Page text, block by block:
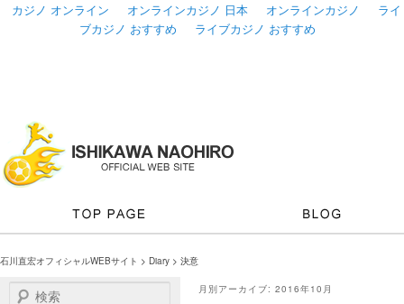
カジノ オンライン オンラインカジノ 日本 オンラインカジノ
ライ
ブカジノ おすすめ
ライブカジノ おすすめ
石川直宏オフィシャルWEBサイト > Diary > 決意
検索 月別アーカイブ: 2016年10月